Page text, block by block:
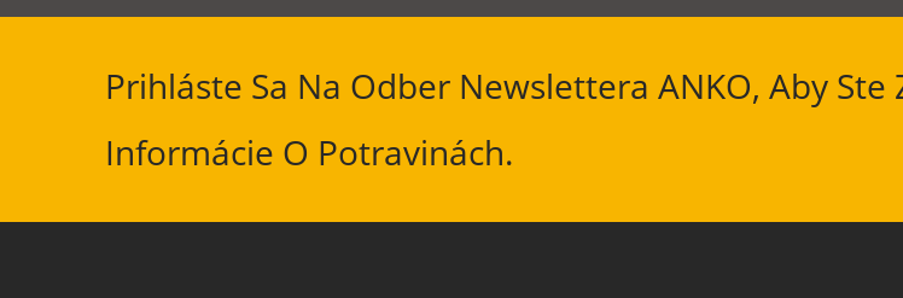
Prihláste Sa Na Odber Newslettera ANKO, Aby Ste
Informácie O Potravinách.